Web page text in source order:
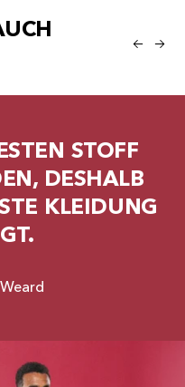
STOFF
DESHALB
KLEIDUNG